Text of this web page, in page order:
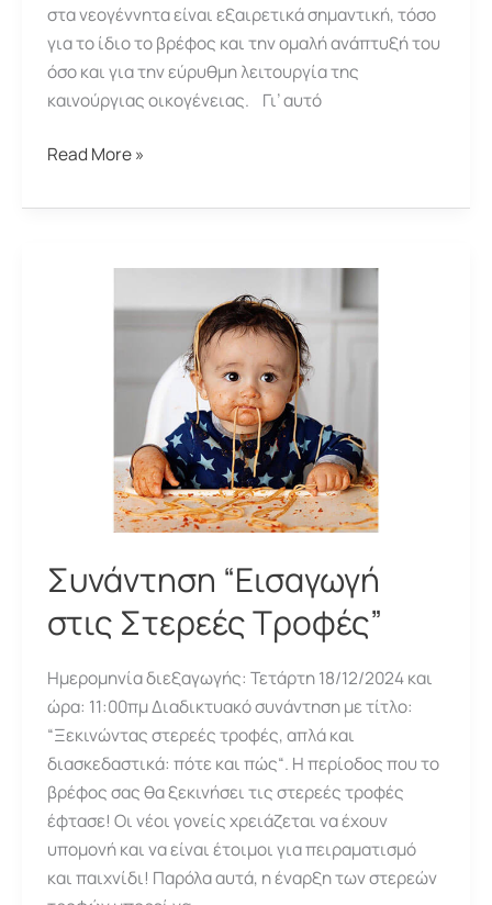
στα νεογέννητα είναι εξαιρετικά σημαντική, τόσο
για το ίδιο το βρέφος και την ομαλή ανάπτυξή του
όσο και για την εύρυθμη λειτουργία της
καινούργιας οικογένειας. Γι’ αυτό
Συνάντηση
Ύπνος”
Read More »
Συνάντηση “Εισαγωγή
στις Στερεές Τροφές”
Ημερομηνία διεξαγωγής: Τετάρτη 18/12/2024 και
ώρα: 11:00πμ Διαδικτυακό συνάντηση με τίτλο:
“Ξεκινώντας στερεές τροφές, απλά και
διασκεδαστικά: πότε και πώς“. Η περίοδος που το
βρέφος σας θα ξεκινήσει τις στερεές τροφές
έφτασε! Οι νέοι γονείς χρειάζεται να έχουν
υπομονή και να είναι έτοιμοι για πειραματισμό
και παιχνίδι! Παρόλα αυτά, η έναρξη των στερεών